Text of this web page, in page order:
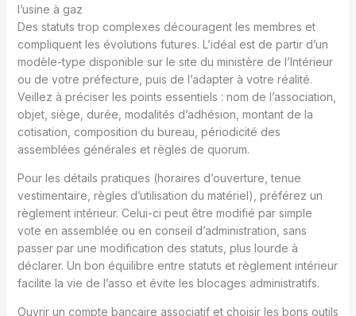
l’usine à gaz
Des statuts trop complexes découragent les membres et
compliquent les évolutions futures. L’idéal est de partir d’un
modèle-type disponible sur le site du ministère de l’Intérieur
ou de votre préfecture, puis de l’adapter à votre réalité.
Veillez à préciser les points essentiels : nom de l’association,
objet, siège, durée, modalités d’adhésion, montant de la
cotisation, composition du bureau, périodicité des
assemblées générales et règles de quorum.
Pour les détails pratiques (horaires d’ouverture, tenue
vestimentaire, règles d’utilisation du matériel), préférez un
règlement intérieur. Celui-ci peut être modifié par simple
vote en assemblée ou en conseil d’administration, sans
passer par une modification des statuts, plus lourde à
déclarer. Un bon équilibre entre statuts et règlement intérieur
facilite la vie de l’asso et évite les blocages administratifs.
Ouvrir un compte bancaire associatif et choisir les bons outils